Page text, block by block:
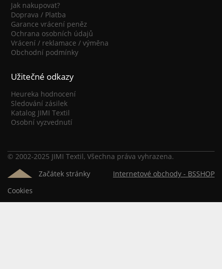
Jak nakupovat?
Doprava / Platba
Garance vrácení peněz
Ochrana osobních údajů
Vrácení / reklamace / výměna
Obchodní podmínky
Užitečné odkazy
Heureka hodnocení
Sledování zásilek
Katalog JIMI Textil
Osobní vyzvednutí
© 2002-2025 JIMI Textil, Všechna práva vyhrazena.
Začátek stránky
Internetové obchody - BSSHOP
Cookies